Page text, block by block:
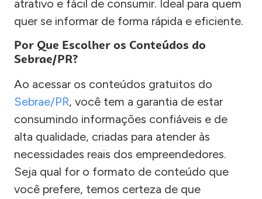
atrativo e fácil de consumir. Ideal para quem
quer se informar de forma rápida e eficiente.
Por Que Escolher os Conteúdos do
Sebrae/PR?
Ao acessar os conteúdos gratuitos do
Sebrae/PR, você tem a garantia de estar
consumindo informações confiáveis e de
alta qualidade, criadas para atender às
necessidades reais dos empreendedores.
Seja qual for o formato de conteúdo que
você prefere, temos certeza de que